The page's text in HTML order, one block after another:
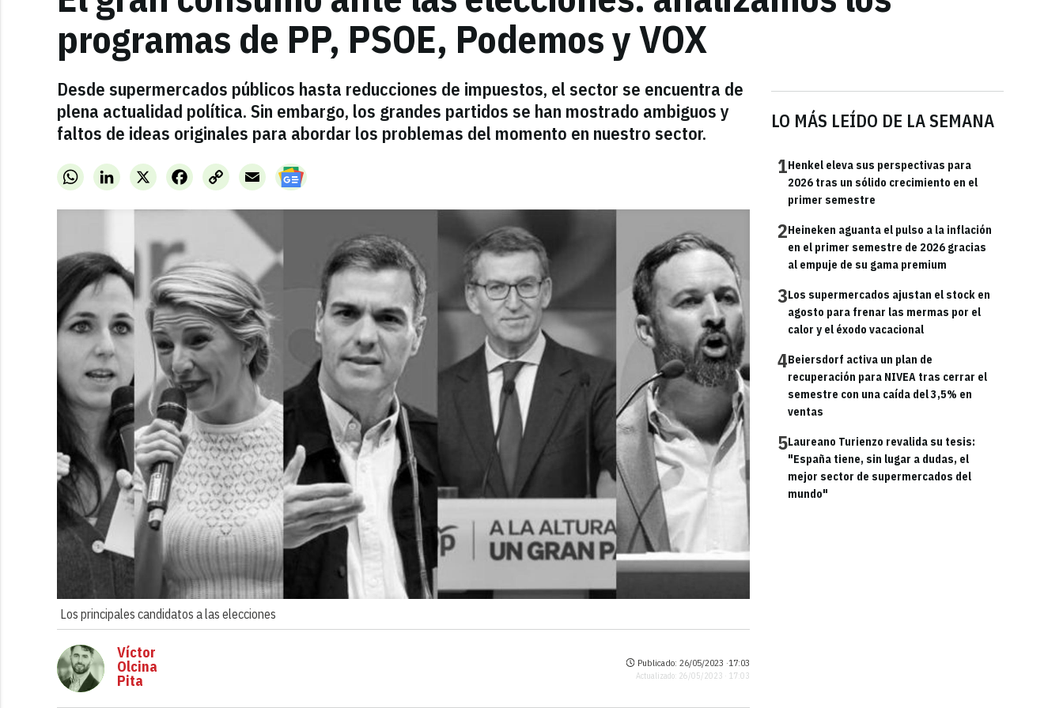
programas de PP, PSOE, Podemos y VOX
Desde supermercados públicos hasta reducciones de impuestos, el sector se encuentra de
plena actualidad política. Sin embargo, los grandes partidos se han mostrado ambiguos y
faltos de ideas originales para abordar los problemas del momento en nuestro sector.
WhatsAppLinkedInX FacebookCopy
Link
Email
Los principales candidatos a las elecciones
LO MÁS LEÍDO DE LA SEMANA
1Henkel eleva sus perspectivas para
2026 tras un sólido crecimiento en el
primer semestre
2Heineken aguanta el pulso a la inflación
en el primer semestre de 2026 gracias
al empuje de su gama premium
3Los supermercados ajustan el stock en
agosto para frenar las mermas por el
calor y el éxodo vacacional
4Beiersdorf activa un plan de
recuperación para NIVEA tras cerrar el
semestre con una caída del 3,5% en
ventas
5Laureano Turienzo revalida su tesis:
"España tiene, sin lugar a dudas, el
mejor sector de supermercados del
mundo"
Víctor
Olcina
Pita
Publicado: 26/05/2023 ·17:03
Actualizado: 26/05/2023 · 17:03